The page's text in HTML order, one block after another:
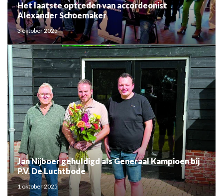
Het laatste optreden van accordeonist
Alexander Schoemaker
3 oktober 2025
Jan Nijboer gehuldigd als Generaal Kampioen bij
P.V. De Luchtbode
1 oktober 2025